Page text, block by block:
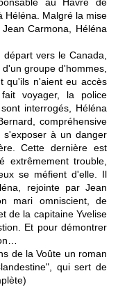
Héléna. Malgré la mise
Carmona, Héléna
vers le Canada,
groupe d'hommes,
qu'ils n'aient eu accès
voyager, la police
interrogés, Héléna
compréhensive
s'exposer à un danger
Cette dernière est
extrêmement trouble,
se méfient d'elle. Il
rejointe par Jean
mari omniscient, de
de la capitaine Yvelise
Et pour démontrer
de la Voûte un roman
qui sert de